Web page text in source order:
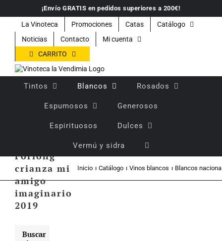
contenido
¡Envío GRATIS en pedidos superiores a 200€!
La Vinoteca Promociones Catas
Catálogo
Noticias
Contacto
Mi cuenta
CARRITO
Tintos Blancos Rosados
Espumosos Generosos
Espirituosos Dulces
Vermú y sidra
Forlong
crianza mi
amigo
imaginario
2019
Inicio Catálogo Vinos blancos Blancos
Buscar